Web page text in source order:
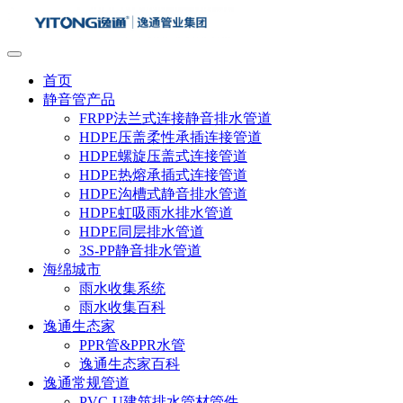
首页
静音管产品
FRPP法兰式连接静音排水管道
HDPE压盖柔性承插连接管道
HDPE螺旋压盖式连接管道
HDPE热熔承插式连接管道
HDPE沟槽式静音排水管道
HDPE虹吸雨水排水管道
HDPE同层排水管道
3S-PP静音排水管道
海绵城市
雨水收集系统
雨水收集百科
逸通生态家
PPR管&PPR水管
逸通生态家百科
逸通常规管道